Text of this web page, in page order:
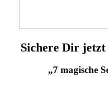
Sichere Dir jetzt
„7 magische